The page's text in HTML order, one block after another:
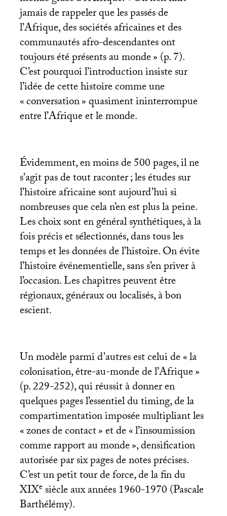
jamais de rappeler que les passés de
l’Afrique, des sociétés africaines et des
communautés afro-descendantes ont
toujours été présents au monde» (p. 7).
C’est pourquoi l’introduction insiste sur
l’idée de cette histoire comme une
«conversation» quasiment ininterrompue
entre l’Afrique et le monde.
Évidemment, en moins de 500 pages, il ne
s’agit pas de tout raconter; les études sur
l’histoire africaine sont aujourd’hui si
nombreuses que cela n’en est plus la peine.
Les choix sont en général synthétiques, à la
fois précis et sélectionnés, dans tous les
temps et les données de l’histoire. On évite
l’histoire événementielle, sans s’en priver à
l’occasion. Les chapitres peuvent être
régionaux, généraux ou localisés, à bon
escient.
Un modèle parmi d’autres est celui de «la
colonisation, être-au-monde de l’Afrique»
(p. 229-252), qui réussit à donner en
quelques pages l’essentiel du timing, de la
compartimentation imposée multipliant les
«zones de contact» et de «l’insoumission
comme rapport au monde», densification
autorisée par six pages de notes précises.
C’est un petit tour de force, de la fin du
XIXesiècle aux années 1960-1970 (Pascale
Barthélémy).